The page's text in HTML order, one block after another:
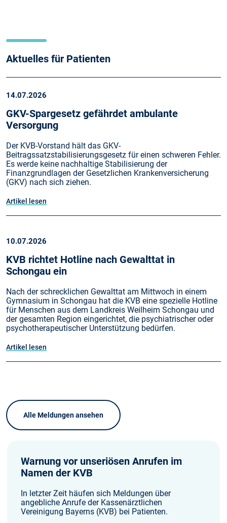
Aktuelles für Patienten
14.07.2026
GKV-Spargesetz gefährdet ambulante
Versorgung
Der KVB-Vorstand hält das GKV-
Beitragssatzstabilisierungsgesetz für einen schweren Fehler.
Es werde keine nachhaltige Stabilisierung der
Finanzgrundlagen der Gesetzlichen Krankenversicherung
(GKV) nach sich ziehen.
Artikel lesen
10.07.2026
KVB richtet Hotline nach Gewalttat in
Schongau ein
Nach der schrecklichen Gewalttat am Mittwoch in einem
Gymnasium in Schongau hat die KVB eine spezielle Hotline
für Menschen aus dem Landkreis Weilheim Schongau und
der gesamten Region eingerichtet, die psychiatrischer oder
psychotherapeutischer Unterstützung bedürfen.
Artikel lesen
Alle Meldungen ansehen
Warnung vor unseriösen Anrufen im
Namen der KVB
In letzter Zeit häufen sich Meldungen über
angebliche Anrufe der Kassenärztlichen
Vereinigung Bayerns (KVB) bei Patienten.